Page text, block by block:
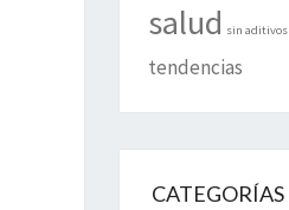
salud sin aditivos
tendencias
CATEGORÍAS